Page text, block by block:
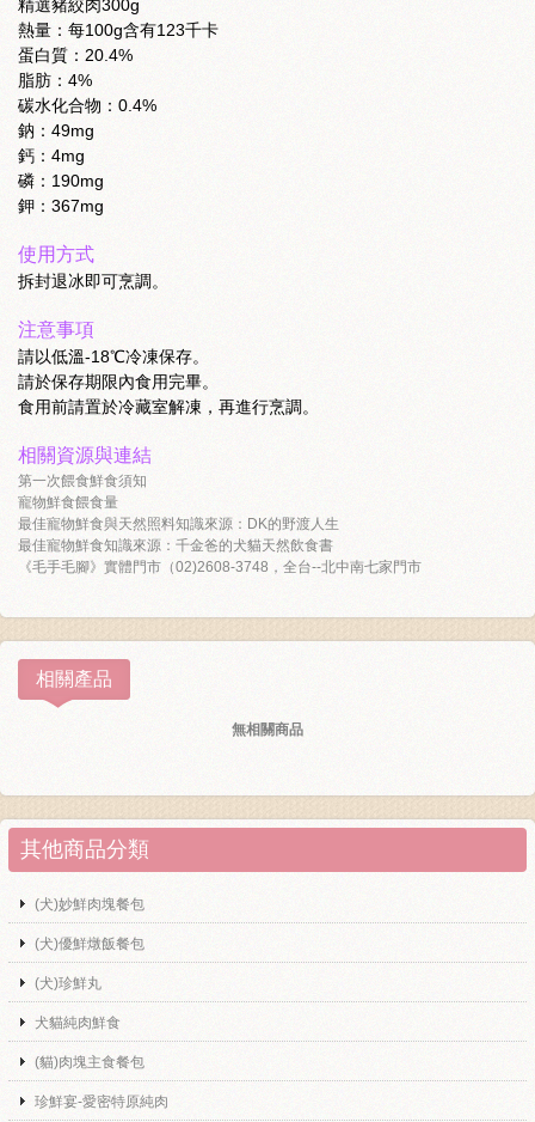
精選豬絞肉300g
熱量：每100g含有123千卡
蛋白質：20.4%
脂肪：4%
碳水化合物：0.4%
鈉：49mg
鈣：4mg
磷：190mg
鉀：367mg
使用方式
拆封退冰即可烹調。
注意事項
請以低溫-18℃冷凍保存。
請於保存期限內食用完畢。
食用前請置於冷藏室解凍，再進行烹調。
相關資源與連結
第一次餵食鮮食須知
寵物鮮食餵食量
最佳寵物鮮食與天然照料知識來源：DK的野渡人生
最佳寵物鮮食知識來源：千金爸的犬貓天然飲食書
《毛手毛腳》實體門市（02)2608-3748，全台--北中南七家門市
相關產品
無相關商品
其他商品分類
(犬)妙鮮肉塊餐包
(犬)優鮮燉飯餐包
(犬)珍鮮丸
犬貓純肉鮮食
(貓)肉塊主食餐包
珍鮮宴-愛密特原純肉